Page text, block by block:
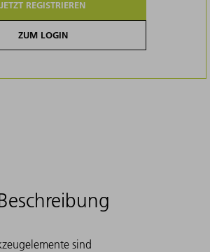
JETZT REGISTRIEREN
ZUM LOGIN
sind